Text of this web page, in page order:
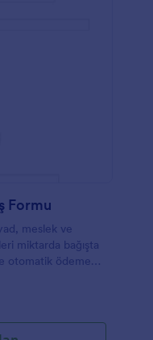
Formu
meslek ve
miktarda bağışta
otomatik ödeme
olabilecekleri